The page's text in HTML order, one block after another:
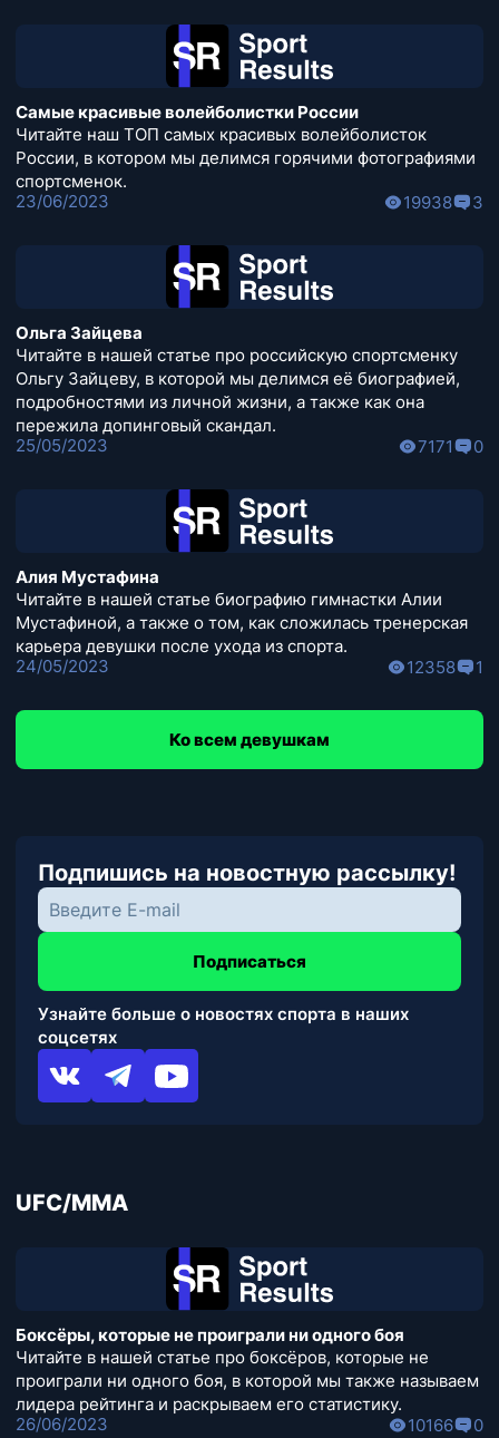
Самые красивые волейболистки России
Читайте наш ТОП самых красивых волейболисток
России, в котором мы делимся горячими фотографиями
спортсменок.
23/06/2023
19938 3
Ольга Зайцева
Читайте в нашей статье про российскую спортсменку
Ольгу Зайцеву, в которой мы делимся её биографией,
подробностями из личной жизни, а также как она
пережила допинговый скандал.
25/05/2023
7171 0
Алия Мустафина
Читайте в нашей статье биографию гимнастки Алии
Мустафиной, а также о том, как сложилась тренерская
карьера девушки после ухода из спорта.
24/05/2023
12358 1
Ко всем девушкам
Подпишись на новостную рассылку!
Подписаться
Узнайте больше о новостях спорта в наших
соцсетях
UFC/MMA
Боксёры, которые не проиграли ни одного боя
Читайте в нашей статье про боксёров, которые не
проиграли ни одного боя, в которой мы также называем
лидера рейтинга и раскрываем его статистику.
26/06/2023
10166 0